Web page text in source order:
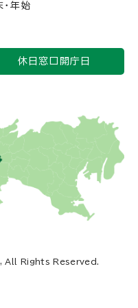
・年始
休日窓口開庁日
Rights Reserved.